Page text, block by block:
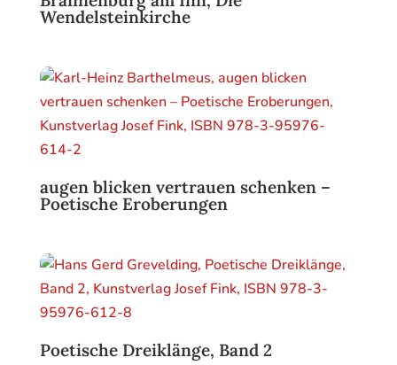
Wendelsteinkirche
augen blicken vertrauen schenken –
Poetische Eroberungen
Poetische Dreiklänge, Band 2